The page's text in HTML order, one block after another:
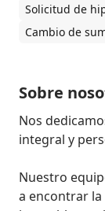
Solicitud de
Cambio de
Sobre
Nos
integral y
Nuestro
a encontrar